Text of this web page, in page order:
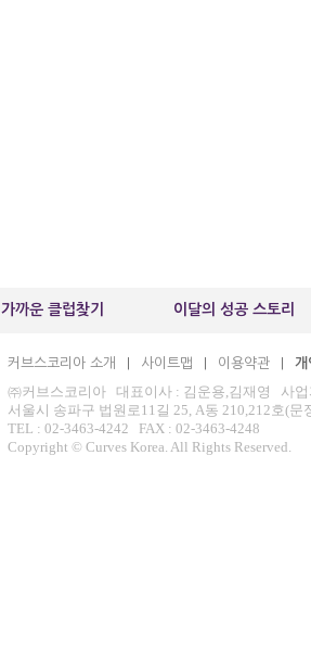
가까운 클럽찾기 이달의 성공 스토리
커브스코리아 소개 사이트맵 이용약관 개
㈜커브스코리아 대표이사 : 김운용,김재영 사업
서울시 송파구 법원로11길 25, A동 210,212호(
TEL : 02-3463-4242 FAX : 02-3463-4248
Copyright © Curves Korea. All Rights Reserved.